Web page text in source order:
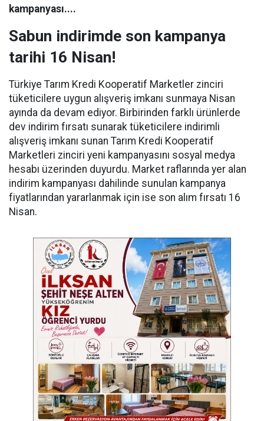
kampanyası....
Sabun indirimde son kampanya
tarihi 16 Nisan!
Türkiye Tarım Kredi Kooperatif Marketler zinciri
tüketicilere uygun alışveriş imkanı sunmaya Nisan
ayında da devam ediyor. Birbirinden farklı ürünlerde
dev indirim fırsatı sunarak tüketicilere indirimli
alışveriş imkanı sunan Tarım Kredi Kooperatif
Marketleri zinciri yeni kampanyasını sosyal medya
hesabı üzerinden duyurdu. Market raflarında yer alan
indirim kampanyası dahilinde sunulan kampanya
fiyatlarından yararlanmak için ise son alım fırsatı 16
Nisan.